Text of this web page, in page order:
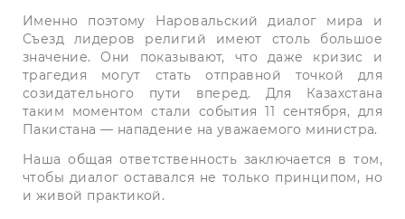
Именно поэтому Наровальский диалог мира и
Съезд лидеров религий имеют столь большое
значение. Они показывают, что даже кризис и
трагедия могут стать отправной точкой для
созидательного пути вперед. Для Казахстана
таким моментом стали события 11 сентября, для
Пакистана — нападение на уважаемого министра.
Наша общая ответственность заключается в том,
чтобы диалог оставался не только принципом, но
и живой практикой.